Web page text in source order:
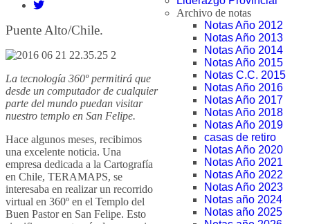
Archivo de notas
Notas Año 2012
Notas Año 2013
Notas Año 2014
Notas Año 2015
Notas C.C. 2015
Notas Año 2016
Notas Año 2017
Notas Año 2018
Notas Año 2019
casas de retiro
Notas Año 2020
Notas Año 2021
Notas Año 2022
Notas Año 2023
Notas año 2024
Notas año 2025
Puente Alto/Chile.
La tecnología 360º permitirá que
desde un computador de cualquier
parte del mundo puedan visitar
nuestro templo en San Felipe.
Hace algunos meses, recibimos
una excelente noticia. Una
empresa dedicada a la Cartografía
en Chile, TERAMAPS, se
interesaba en realizar un recorrido
virtual en 360º en el Templo del
Buen Pastor en San Felipe. Esto